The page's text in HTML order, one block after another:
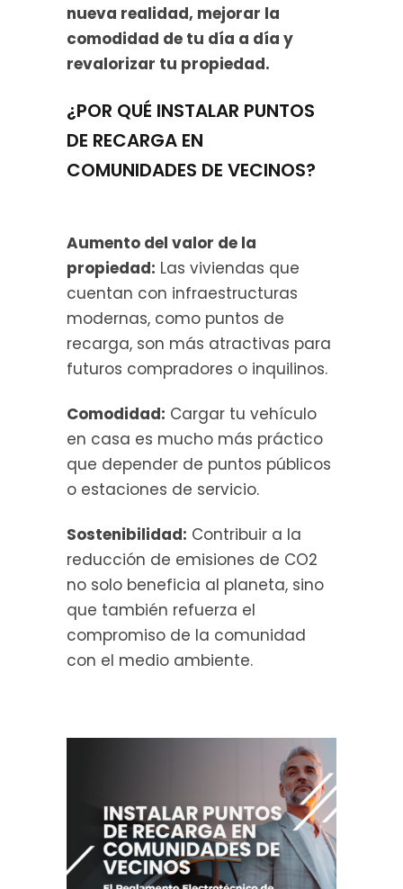
nueva realidad, mejorar la
comodidad de tu día a día y
revalorizar tu propiedad.
¿POR QUÉ INSTALAR PUNTOS
DE RECARGA EN
COMUNIDADES DE VECINOS?
Aumento del valor de la
propiedad: Las viviendas que
cuentan con infraestructuras
modernas, como puntos de
recarga, son más atractivas para
futuros compradores o inquilinos.
Comodidad: Cargar tu vehículo
en casa es mucho más práctico
que depender de puntos públicos
o estaciones de servicio.
Sostenibilidad: Contribuir a la
reducción de emisiones de CO2
no solo beneficia al planeta, sino
que también refuerza el
compromiso de la comunidad
con el medio ambiente.